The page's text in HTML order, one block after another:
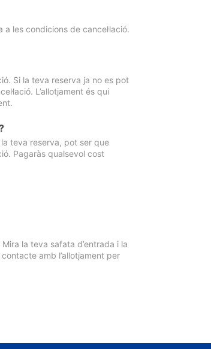
a les condicions de cancel·lació.
Si la teva reserva ja no es pot
L’allotjament és qui
teva reserva, pot ser que
Pagaràs qualsevol cost
la teva safata d’entrada i la
amb l’allotjament per